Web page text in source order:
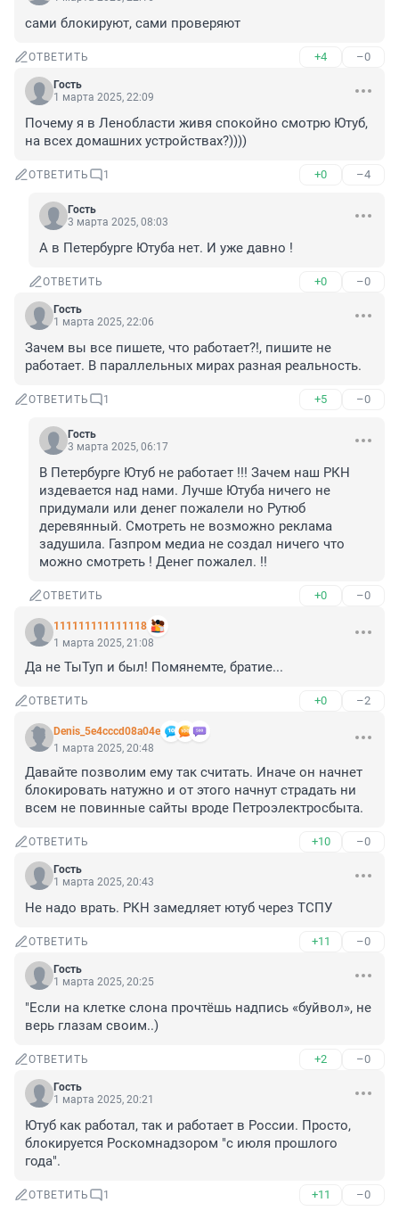
сами блокируют, сами проверяют
ОТВЕТИТЬ +4 –0
Гость
1 марта 2025, 22:09
Почему я в Ленобласти живя спокойно смотрю Ютуб,
на всех домашних устройствах?))))
ОТВЕТИТЬ 1 +0 –4
Гость
3 марта 2025, 08:03
А в Петербурге Ютуба нет. И уже давно !
ОТВЕТИТЬ +0 –0
Гость
1 марта 2025, 22:06
Зачем вы все пишете, что работает?!, пишите не
работает. В параллельных мирах разная реальность.
ОТВЕТИТЬ 1 +5 –0
Гость
3 марта 2025, 06:17
В Петербурге Ютуб не работает !!! Зачем наш РКН
издевается над нами. Лучше Ютуба ничего не
придумали или денег пожалели но Рутюб
деревянный. Смотреть не возможно реклама
задушила. Газпром медиа не создал ничего что
можно смотреть ! Денег пожалел. !!
ОТВЕТИТЬ +0 –0
111111111111118
1 марта 2025, 21:08
Да не ТыТуп и был! Помянемте, братие...
ОТВЕТИТЬ +0 –2
Denis_5e4cccd08a04e
1 марта 2025, 20:48
Давайте позволим ему так считать. Иначе он начнет
блокировать натужно и от этого начнут страдать ни
всем не повинные сайты вроде Петроэлектросбыта.
ОТВЕТИТЬ +10 –0
Гость
1 марта 2025, 20:43
Не надо врать. РКН замедляет ютуб через ТСПУ
ОТВЕТИТЬ +11 –0
Гость
1 марта 2025, 20:25
"Если на клетке слона прочтёшь надпись «буйвол», не
верь глазам своим..)
ОТВЕТИТЬ +2 –0
Гость
1 марта 2025, 20:21
Ютуб как работал, так и работает в России. Просто,
блокируется Роскомнадзором "с июля прошлого
года".
ОТВЕТИТЬ 1 +11 –0